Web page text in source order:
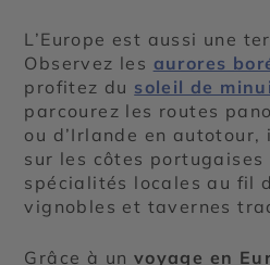
L’Europe est aussi une
Observez les aurores
profitez du soleil de
parcourez les routes
ou d’Irlande en
sur les côtes portugaises
spécialités locales au fil
vignobles et tavernes
Grâce à un voyage en